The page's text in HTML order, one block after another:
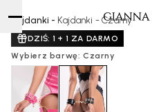
Kajdanki - Kajdanki - Czarny
DZIŚ: 1 + 1 ZA DARMO
Wybierz barwę: Czarny